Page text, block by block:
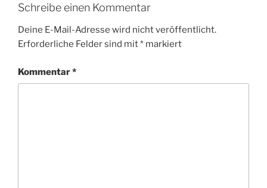
Schreibe einen Kommentar
Deine E-Mail-Adresse wird nicht veröffentlicht.
Erforderliche Felder sind mit* markiert
Kommentar*